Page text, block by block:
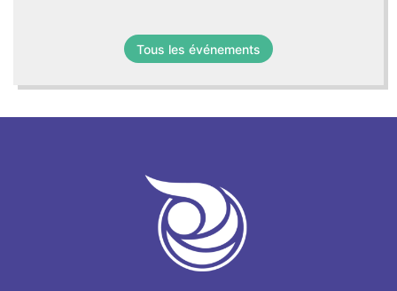
Tous les événements